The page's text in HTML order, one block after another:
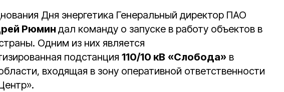
Дня энергетика Генеральный директор ПАО
Рюмин дал команду о запуске в работу объектов в
Одним из них является
подстанция 110/10 кВ «Слобода» в
входящая в зону оперативной ответственности